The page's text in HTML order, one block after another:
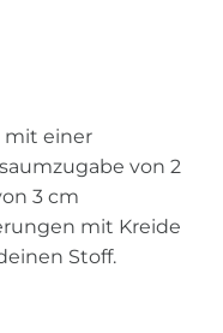
mit einer
von 2
3 cm
mit Kreide
Stoff.